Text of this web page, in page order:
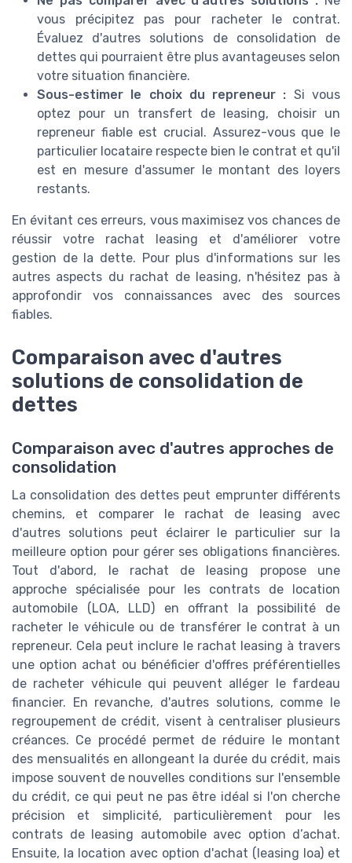
vous précipitez pas pour racheter le contrat.
Évaluez d'autres solutions de consolidation de
dettes qui pourraient être plus avantageuses selon
votre situation financière.
Sous-estimer le choix du repreneur : Si vous
optez pour un transfert de leasing, choisir un
repreneur fiable est crucial. Assurez-vous que le
particulier locataire respecte bien le contrat et qu'il
est en mesure d'assumer le montant des loyers
restants.
En évitant ces erreurs, vous maximisez vos chances de
réussir votre rachat leasing et d'améliorer votre
gestion de la dette. Pour plus d'informations sur les
autres aspects du rachat de leasing, n'hésitez pas à
approfondir vos connaissances avec des sources
fiables.
Comparaison avec d'autres
solutions de consolidation de
dettes
Comparaison avec d'autres approches de
consolidation
La consolidation des dettes peut emprunter différents
chemins, et comparer le rachat de leasing avec
d'autres solutions peut éclairer le particulier sur la
meilleure option pour gérer ses obligations financières.
Tout d'abord, le rachat de leasing propose une
approche spécialisée pour les contrats de location
automobile (LOA, LLD) en offrant la possibilité de
racheter le véhicule ou de transférer le contrat à un
repreneur. Cela peut inclure le rachat leasing à travers
une option achat ou bénéficier d'offres préférentielles
de racheter véhicule qui peuvent alléger le fardeau
financier. En revanche, d'autres solutions, comme le
regroupement de crédit, visent à centraliser plusieurs
créances. Ce procédé permet de réduire le montant
des mensualités en allongeant la durée du crédit, mais
impose souvent de nouvelles conditions sur l'ensemble
du crédit, ce qui peut ne pas être idéal si l'on cherche
précision et simplicité, particulièrement pour les
contrats de leasing automobile avec option d’achat.
Ensuite, la location avec option d'achat (leasing loa) et